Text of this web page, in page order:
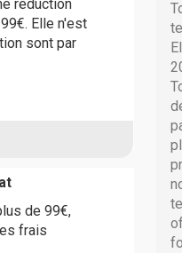
réduction
Elle n'est
sont par
de 99€,
frais